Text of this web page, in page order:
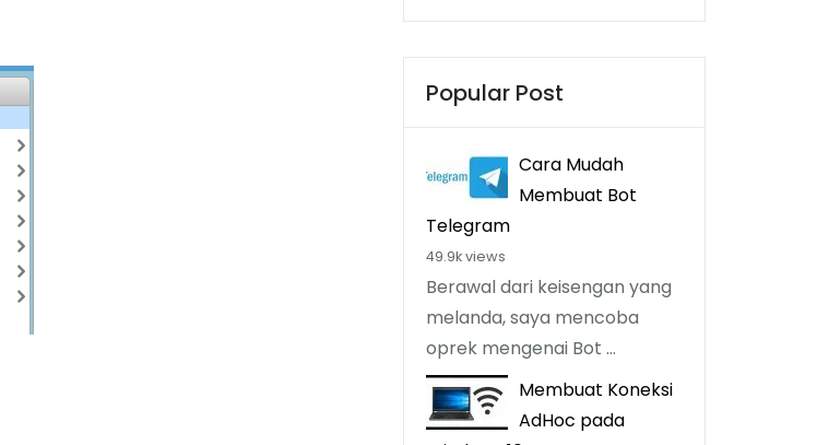
Popular Post
Cara Mudah
Membuat Bot
Telegram
49.9k views
Berawal dari keisengan yang
melanda, saya mencoba
oprek mengenai Bot ...
Membuat Koneksi
AdHoc pada